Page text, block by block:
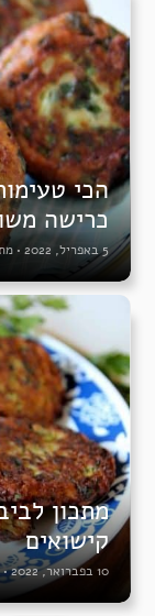
הכי
כרישה
5 באפריל, 2022 •
מתכון
קישואים
10 בפברואר, 2022 •